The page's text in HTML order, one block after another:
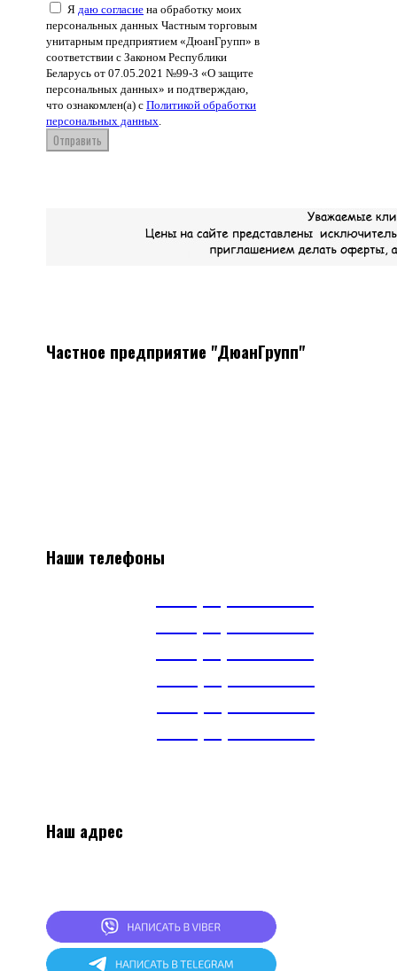
Я даю согласие на обработку моих
персональных данных Частным торговым
унитарным предприятием «ДюанГрупп» в
соответствии с Законом Республики
Беларусь от 07.05.2021 №99-З «О защите
персональных данных» и подтверждаю,
что ознакомлен(а) с Политикой обработки
персональных данных.
Отправить
Частное предприятие "ДюанГрупп"
Наши телефоны
Наш адрес